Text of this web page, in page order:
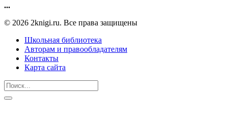
...
© 2026 2knigi.ru. Все права защищены
Школьная библиотека
Авторам и правообладателям
Контакты
Карта сайта